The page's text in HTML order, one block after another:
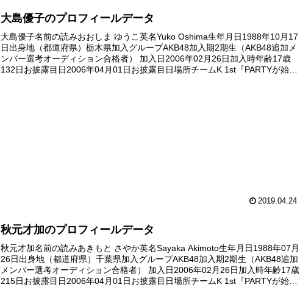
大島優子のプロフィールデータ
大島優子名前の読みおおしま ゆうこ英名Yuko Oshima生年月日1988年10月17
日出身地（都道府県）栃木県加入グループAKB48加入期2期生（AKB48追加メ
ンバー選考オーディション合格者） 加入日2006年02月26日加入時年齢17歳
132日お披露目日2006年04月01日お披露目日場所チームK 1st『PARTYが始ま
2019.04.24
秋元才加のプロフィールデータ
秋元才加名前の読みあきもと さやか英名Sayaka Akimoto生年月日1988年07月
26日出身地（都道府県）千葉県加入グループAKB48加入期2期生（AKB48追加
メンバー選考オーディション合格者） 加入日2006年02月26日加入時年齢17歳
215日お披露目日2006年04月01日お披露目日場所チームK 1st『PARTYが始ま